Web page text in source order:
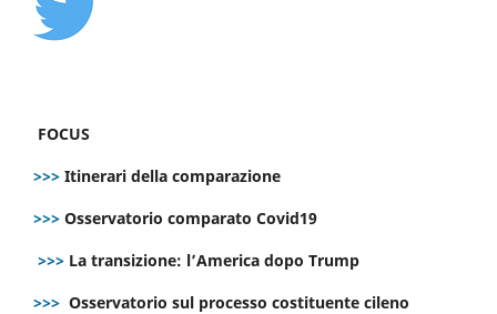
FOCUS
>>> Itinerari della comparazione
>>> Osservatorio comparato Covid19
>>> La transizione: l’America dopo Trump
>>> Osservatorio sul processo costituente cileno